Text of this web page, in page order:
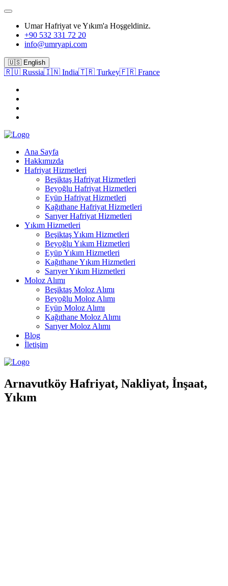
Umar Hafriyat ve Yıkım'a Hoşgeldiniz.
+90 532 331 72 20
info@umryapi.com
🇺🇸 English
🇷🇺 Russia🇮🇳 India🇹🇷 Turkey🇫🇷 France
Ana Sayfa
Hakkımızda
Hafriyat Hizmetleri
Beşiktaş Hafriyat Hizmetleri
Beyoğlu Hafriyat Hizmetleri
Eyüp Hafriyat Hizmetleri
Kağıthane Hafriyat Hizmetleri
Sarıyer Hafriyat Hizmetleri
Yıkım Hizmetleri
Beşiktaş Yıkım Hizmetleri
Beyoğlu Yıkım Hizmetleri
Eyüp Yıkım Hizmetleri
Kağıthane Yıkım Hizmetleri
Sarıyer Yıkım Hizmetleri
Moloz Alımı
Beşiktaş Moloz Alımı
Beyoğlu Moloz Alımı
Eyüp Moloz Alımı
Kağıthane Moloz Alımı
Sarıyer Moloz Alımı
Blog
İletişim
Arnavutköy Hafriyat, Nakliyat, İnşaat,
Yıkım